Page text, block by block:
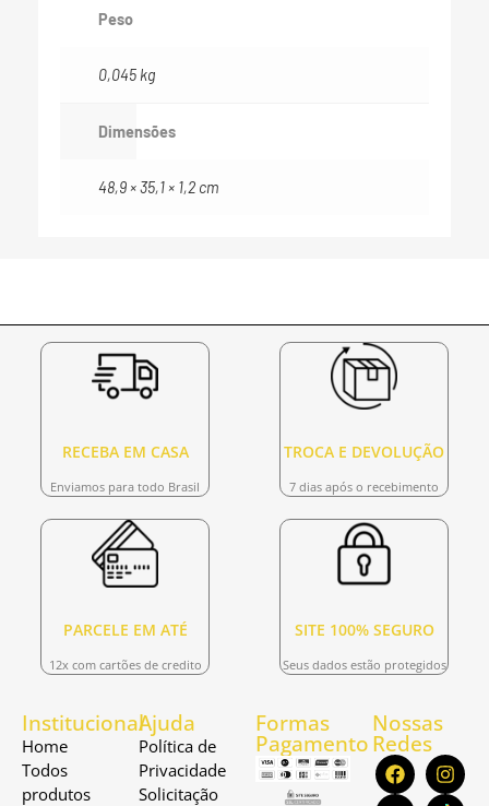
Peso
0,045 kg
Dimensões
48,9 × 35,1 × 1,2 cm
RECEBA EM CASA
Enviamos para todo Brasil
TROCA E DEVOLUÇÃO
7 dias após o recebimento
PARCELE EM ATÉ
12x com cartões de credito
SITE 100% SEGURO
Seus dados estão protegidos
Institucional
Home
Todos
produtos
Ajuda
Política de
Privacidade
Solicitação
Formas
Pagamento
Nossas
Redes